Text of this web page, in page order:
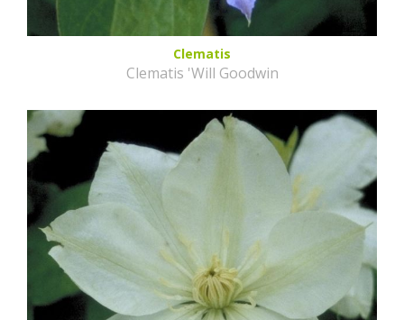
Clematis
Clematis 'Will Goodwin